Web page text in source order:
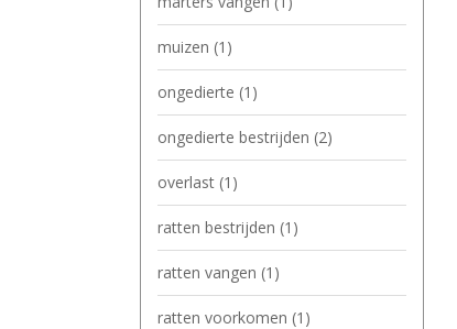
muizen (1)
ongedierte (1)
ongedierte bestrijden (2)
overlast (1)
ratten bestrijden (1)
ratten vangen (1)
ratten voorkomen (1)